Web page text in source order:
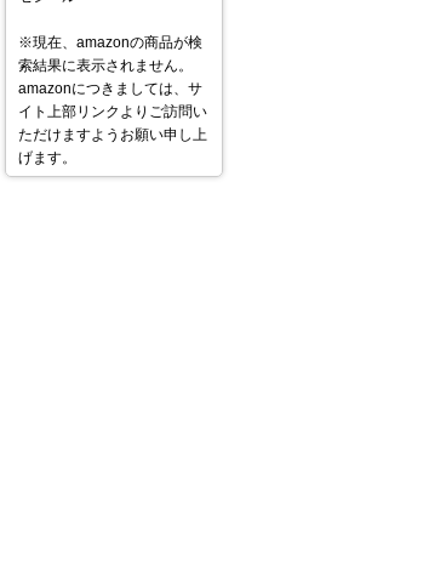
※現在、amazonの商品が検
索結果に表示されません。
amazonにつきましては、サ
イト上部リンクよりご訪問い
ただけますようお願い申し上
げます。